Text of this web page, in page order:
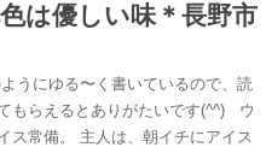
は優しい味＊長野市
うにゆる〜く書いているので、読
もらえるとありがたいです(^^) ウ
ス常備。 主人は、朝イチにアイス